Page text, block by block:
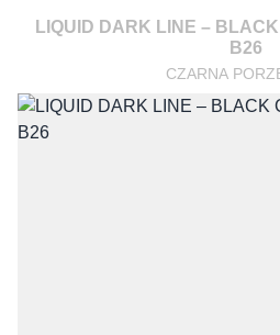
LIQUID DARK LINE –
B26
CZARNA